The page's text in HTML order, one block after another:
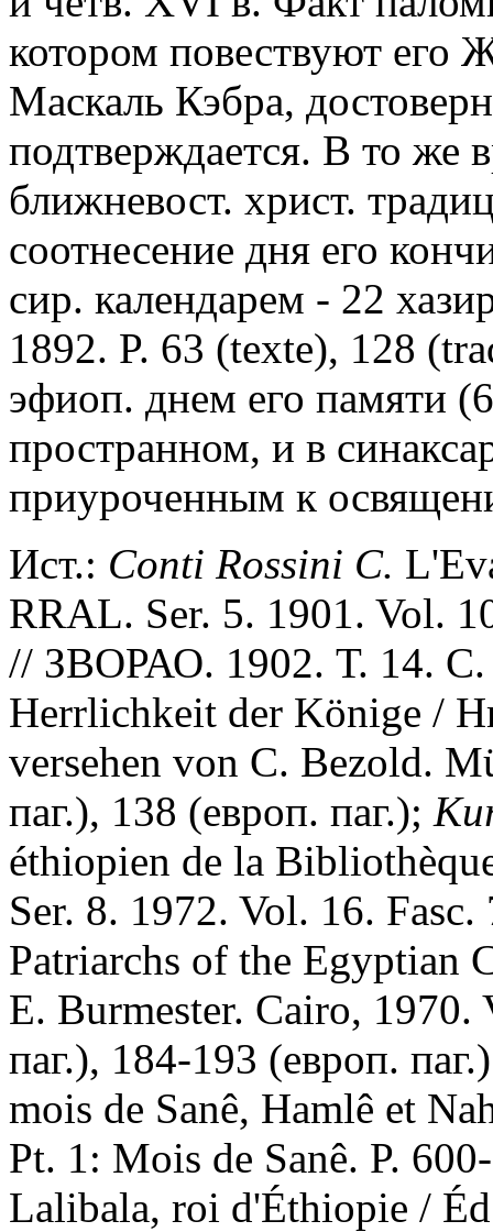
котором повествуют его
Маскаль Кэбра,
подтверждается. В то же
ближневост. христ.
соотнесение дня его
сир. календарем - 22
1892. P. 63 (texte), 128
эфиоп. днем его памяти
пространном, и в
приуроченным к
Ист.: Conti Rossini C.
RRAL. Ser. 5. 1901. Vol.
// ЗВОРАО. 1902. Т. 14. С.
Herrlichkeit der Könige /
versehen von C. Bezold.
паг.), 138 (европ. паг.);
éthiopien de la
Ser. 8. 1972. Vol. 16.
Patriarchs of the Egyptian
E. Burmester. Cairo, 1970.
паг.), 184-193 (европ.
mois de Sanê, Hamlê et
Pt. 1: Mois de Sanê. P.
Lalibala, roi d'Éthiopie /